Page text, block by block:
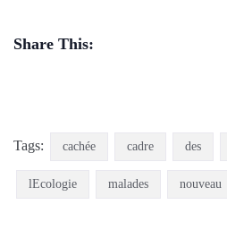
Share This:
Tags: cachée cadre des
lEcologie malades nouveau